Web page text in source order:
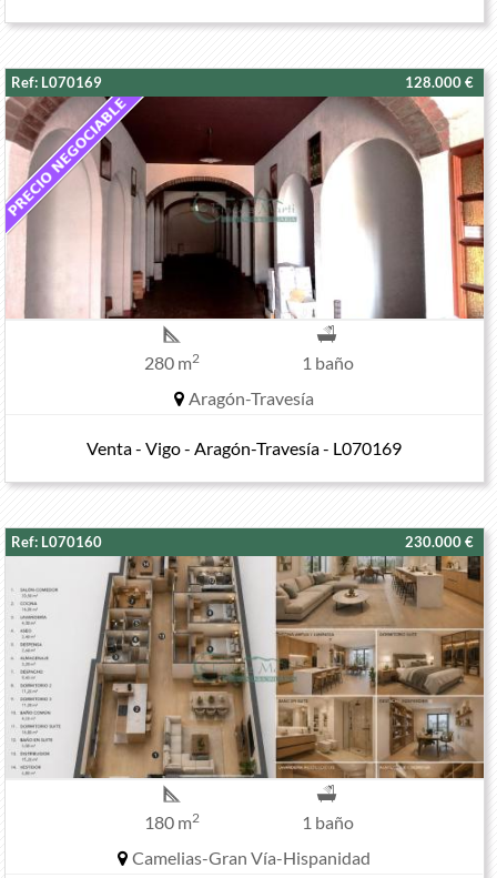
Ref: L070169 128.000 €
280 m2
1 baño
Aragón-Travesía
Venta - Vigo - Aragón-Travesía - L070169
Ref: L070160 230.000 €
180 m2
1 baño
Camelias-Gran Vía-Hispanidad